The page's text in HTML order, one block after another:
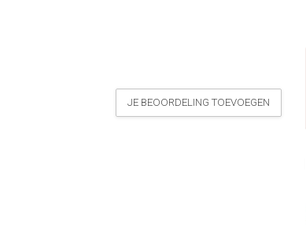
JE BEOORDELING TOEVOEGEN